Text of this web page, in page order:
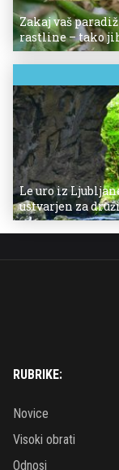
Zakaj vaš
rastline – tako
Le uro iz
ustvarjen za
RUBRIKE:
Novice
Visoki obrati
Odnosi